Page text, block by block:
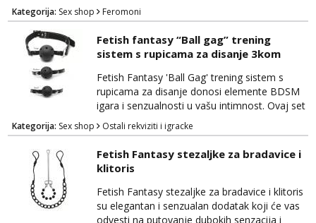
uzbuđenja u vašim intimnim trenucima. Ovi
štapići spoj su suptilnog mirisa i moćnih
feromona, koji potiču strast i privlačnost.
Mirisni štapići su natopljeni privlačnim notama
macadamije, koje stvaraju senzualno
okruženje i potiču osjećaj opuštenosti. Uz to,
sadrže feromone...
Kategorija: Sex shop Feromoni
Fetish fantasy “Ball gag” trening
sistem s rupicama za disanje 3kom
Fetish Fantasy 'Ball Gag' trening sistem s
rupicama za disanje donosi elemente BDSM
igara i senzualnosti u vašu intimnost. Ovaj set
pruža duboko zadovoljstvo i istraživanje
dominacije i podložnosti na siguran i uzbudljiv
način. Ball gag je izrađen od visokokvalitetnog
materijala koji je siguran za tijelo i pruža
udobnost tijekom nošenja. Kugla s rupicama
za disanje omogućuje podložnoj strani da...
Kategorija: Sex shop Ostali rekviziti i igracke
Fetish Fantasy stezaljke za bradavice i
klitoris
Fetish Fantasy stezaljke za bradavice i klitoris
su elegantan i senzualan dodatak koji će vas
odvesti na putovanje dubokih senzacija i